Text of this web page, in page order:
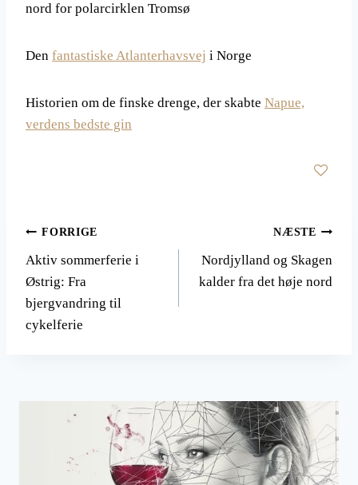
nord for polarcirklen Tromsø
Den fantastiske Atlanterhavsvej i Norge
Historien om de finske drenge, der skabte Napue,
verdens bedste gin
Indlægsnavigation
FORRIGE
Aktiv sommerferie i
Østrig: Fra
bjergvandring til
cykelferie
NÆSTE
Nordjylland og Skagen
kalder fra det høje nord